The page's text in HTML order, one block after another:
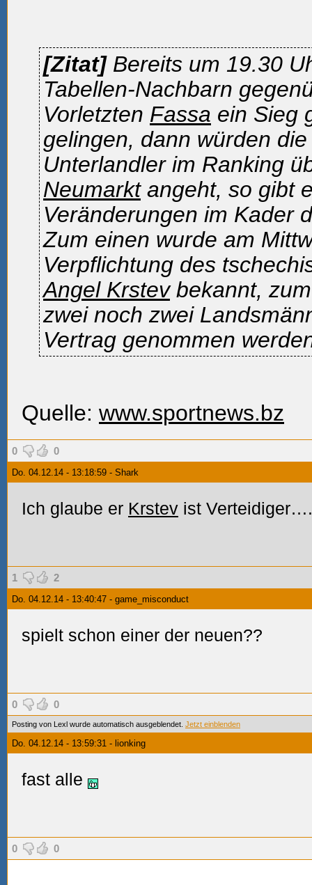
[Zitat] Bereits um 19.30
Tabellen-Nachbarn
Vorletzten Fassa ein Sieg
gelingen, dann würden
Unterlandler im Ranking
Neumarktangeht, so gibt
Veränderungen im Kader
Zum einen wurde am
Verpflichtung des
Angel Krstevbekannt,
zwei noch zwei
Vertrag genommen
Quelle: www.sportnews.bz
0 0
Do. 04.12.14 - 13:18:59 - Shark
Ich glaube er Krstev ist Verteidiger….
1 2
Do. 04.12.14 - 13:40:47 - game_misconduct
spielt schon einer der neuen??
0 0
Posting von Lexl wurde automatisch ausgeblendet. Jetzt einblenden
Do. 04.12.14 - 13:59:31 - lionking
fast alle
0 0